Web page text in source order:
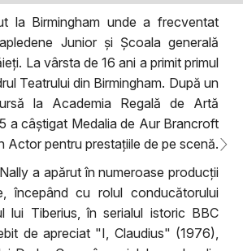
la Birmingham unde a frecventat
Junior și Școala generală
La vârsta de 16 ani a primit primul
Teatrului din Birmingham. După un
la Academia Regală de Artă
a câștigat Medalia de Aur Brancroft
Actor pentru prestațiile de pe scenă.
a apărut în numeroase producții
începând cu rolul conducătorului
lui Tiberius, în serialul istoric BBC
de apreciat "I, Claudius" (1976),